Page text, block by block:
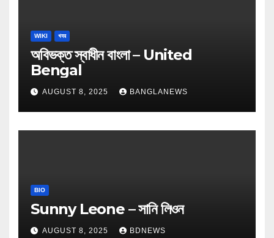
WIKI খবর
অবিভক্ত স্বাধীন বাংলা – United
Bengal
AUGUST 8, 2025 BANGLANEWS
BIO
Sunny Leone – সানি লিওন
AUGUST 8, 2025 BDNEWS